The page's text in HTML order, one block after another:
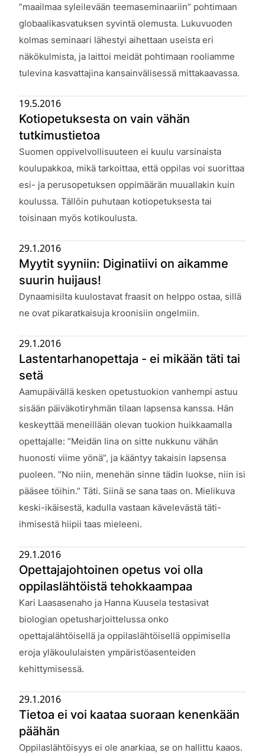
”maailmaa syleilevään teemaseminaariin” pohtimaan
globaalikasvatuksen syvintä olemusta. Lukuvuoden
kolmas seminaari lähestyi aihettaan useista eri
näkökulmista, ja laittoi meidät pohtimaan rooliamme
tulevina kasvattajina kansainvälisessä mittakaavassa.
Kotiopetuksesta on vain vähän
tutkimustietoa
Julkaistu:
19.5.2016
Suomen oppivelvollisuuteen ei kuulu varsinaista
koulupakkoa, mikä tarkoittaa, että oppilas voi suorittaa
esi- ja perusopetuksen oppimäärän muuallakin kuin
koulussa. Tällöin puhutaan kotiopetuksesta tai
toisinaan myös kotikoulusta.
Myytit syyniin: Diginatiivi on aikamme
suurin huijaus!
Julkaistu:
29.1.2016
Dynaamisilta kuulostavat fraasit on helppo ostaa, sillä
ne ovat pikaratkaisuja kroonisiin ongelmiin.
Lastentarhanopettaja - ei mikään täti tai
setä
Julkaistu:
29.1.2016
Aamupäivällä kesken opetustuokion vanhempi astuu
sisään päiväkotiryhmän tilaan lapsensa kanssa. Hän
keskeyttää meneillään olevan tuokion huikkaamalla
opettajalle: “Meidän Iina on sitte nukkunu vähän
huonosti viime yönä”, ja kääntyy takaisin lapsensa
puoleen. “No niin, menehän sinne tädin luokse, niin isi
pääsee töihin.” Täti. Siinä se sana taas on. Mielikuva
keski-ikäisestä, kadulla vastaan kävelevästä täti-
ihmisestä hiipii taas mieleeni.
Opettajajohtoinen opetus voi olla
oppilaslähtöistä tehokkaampaa
Julkaistu:
29.1.2016
Kari Laasasenaho ja Hanna Kuusela testasivat
biologian opetusharjoittelussa onko
opettajalähtöisellä ja oppilaslähtöisellä oppimisella
eroja yläkoululaisten ympäristöasenteiden
kehittymisessä.
Tietoa ei voi kaataa suoraan kenenkään
päähän
Julkaistu:
29.1.2016
Oppilaslähtöisyys ei ole anarkiaa, se on hallittu kaaos.